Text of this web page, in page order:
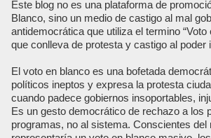
Este blog no es una plataforma de
Blanco, sino un medio de castigo al mal
antidemocrática que utiliza el termino “Voto
que conlleva de protesta y castigo al poder
El voto en blanco es una bofetada
políticos ineptos y expresa la protesta
cuando padece gobiernos insoportables,
Es un gesto democrático de rechazo a los
programas, no al sistema. Conscientes del